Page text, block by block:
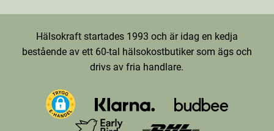
Hälsokraft startades 1993 och är idag en kedja
bestående av ett 60-tal hälsokostbutiker som ägs och
drivs av fria handlare.